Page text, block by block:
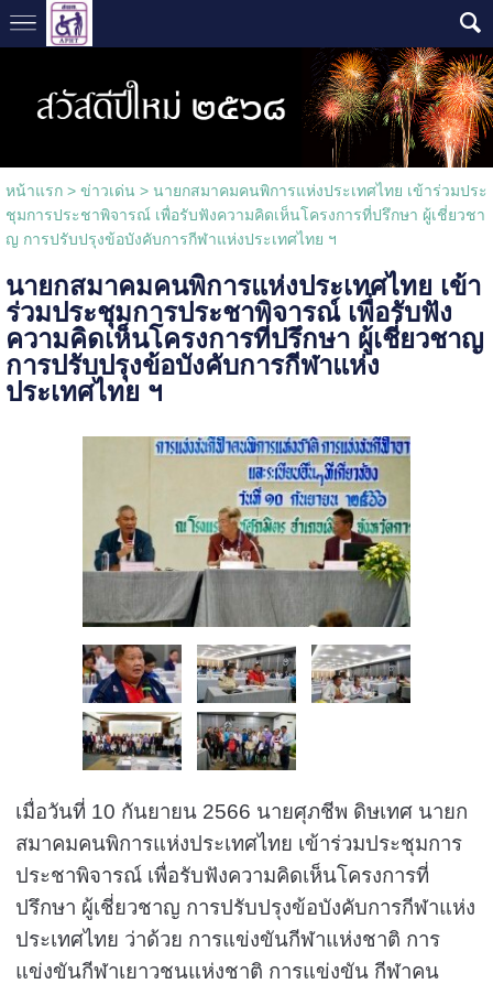
หน้าแรก> ข่าวเด่น > นายกสมาคมคนพิการแห่งประเทศไทย เข้าร่วมประ
ชุมการประชาพิจารณ์ เพื่อรับฟังความคิดเห็นโครงการที่ปรึกษา ผู้เชี่ยวชา
ญ การปรับปรุงข้อบังคับการกีฬาแห่งประเทศไทย ฯ
นายกสมาคมคนพิการแห่งประเทศไทย เข้า
ร่วมประชุมการประชาพิจารณ์ เพื่อรับฟัง
ความคิดเห็นโครงการที่ปรึกษา ผู้เชี่ยวชาญ
การปรับปรุงข้อบังคับการกีฬาแห่ง
ประเทศไทย ฯ
เมื่อวันที่ 10 กันยายน 2566 นายศุภชีพ ดิษเทศ นายก
สมาคมคนพิการแห่งประเทศไทย เข้าร่วมประชุมการ
ประชาพิจารณ์ เพื่อรับฟังความคิดเห็นโครงการที่
ปรึกษา ผู้เชี่ยวชาญ การปรับปรุงข้อบังคับการกีฬาแห่ง
ประเทศไทย ว่าด้วย การแข่งขันกีฬาแห่งชาติ การ
แข่งขันกีฬาเยาวชนแห่งชาติ การแข่งขัน กีฬาคน